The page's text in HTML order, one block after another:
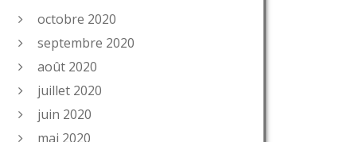
octobre 2020
septembre 2020
août 2020
juillet 2020
juin 2020
mai 2020